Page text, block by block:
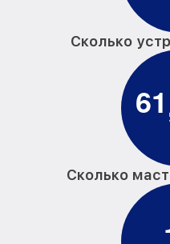
Сколько
61
Сколько